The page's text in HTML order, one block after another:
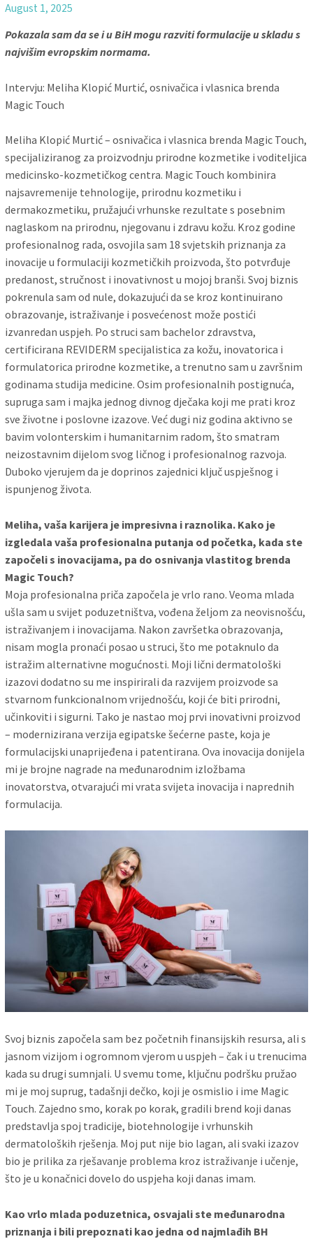
August 1, 2025
Pokazala sam da se i u BiH mogu razviti formulacijeu skladu s
najvišim evropskim normama.
Intervju: Meliha Klopić Murtić, osnivačica i vlasnica brenda
Magic Touch
Meliha Klopić Murtić – osnivačica i vlasnica brenda Magic Touch,
specijaliziranog za proizvodnju prirodne kozmetike i voditeljica
medicinsko-kozmetičkog centra. Magic Touch kombinira
najsavremenije tehnologije, prirodnu kozmetiku i
dermakozmetiku, pružajući vrhunske rezultate s posebnim
naglaskom na prirodnu, njegovanu i zdravu kožu. Kroz godine
profesionalnog rada, osvojila sam 18 svjetskih priznanja za
inovacije u formulaciji kozmetičkih proizvoda, što potvrđuje
predanost, stručnost i inovativnost u mojoj branši. Svoj biznis
pokrenula sam od nule, dokazujući da se kroz kontinuirano
obrazovanje, istraživanje i posvećenost može postići
izvanredan uspjeh. Po struci sam bachelor zdravstva,
certificirana REVIDERM specijalistica za kožu, inovatorica i
formulatorica prirodne kozmetike, a trenutno sam u završnim
godinama studija medicine. Osim profesionalnih postignuća,
supruga sam i majka jednog divnog dječaka koji me prati kroz
sve životne i poslovne izazove. Već dugi niz godina aktivno se
bavim volonterskim i humanitarnim radom, što smatram
neizostavnim dijelom svog ličnog i profesionalnog razvoja.
Duboko vjerujem da je doprinos zajednici ključ uspješnog i
ispunjenog života.
Meliha, vaša karijera je impresivna i raznolika. Kako je
izgledala vaša profesionalna putanja od početka, kada ste
započeli s inovacijama, pa do osnivanja vlastitog brenda
Magic Touch?
Moja profesionalna priča započela je vrlo rano. Veoma mlada
ušla sam u svijet poduzetništva, vođena želјom za neovisnošću,
istraživanjem i inovacijama. Nakon završetka obrazovanja,
nisam mogla pronaći posao u struci, što me potaknulo da
istražim alternativne mogućnosti. Moji lični dermatološki
izazovi dodatno su me inspirirali da razvijem proizvode sa
stvarnom funkcionalnom vrijednošću, koji će biti prirodni,
učinkoviti i sigurni. Tako je nastao moj prvi inovativni proizvod
– modernizirana verzija egipatske šećerne paste, koja je
formulacijski unaprijeđena i patentirana. Ova inovacija donijela
mi je brojne nagrade na međunarodnim izložbama
inovatorstva, otvarajući mi vrata svijeta inovacija i naprednih
formulacija.
Svoj biznis započela sam bez početnih finansijskih resursa, ali s
jasnom vizijom i ogromnom vjerom u uspjeh – čak i u trenucima
kada su drugi sumnjali. U svemu tome, ključnu podršku pružao
mi je moj suprug, tadašnji dečko, koji je osmislio i ime Magic
Touch. Zajedno smo, korak po korak, gradili brend koji danas
predstavlja spoj tradicije, biotehnologije i vrhunskih
dermatoloških rješenja. Moj put nije bio lagan, ali svaki izazov
bio je prilika za rješavanje problema kroz istraživanje i učenje,
što je u konačnici dovelo do uspjeha koji danas imam.
Kao vrlo mlada poduzetnica, osvajali ste međunarodna
priznanja i bili prepoznati kao jedna od najmlađih BH